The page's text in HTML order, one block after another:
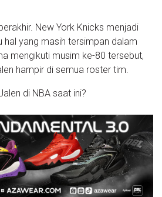
New York Knicks menjadi
hal yang masih tersimpan dalam
mengikuti musim ke-80 tersebut,
hampir di semua roster tim.
di NBA saat ini?